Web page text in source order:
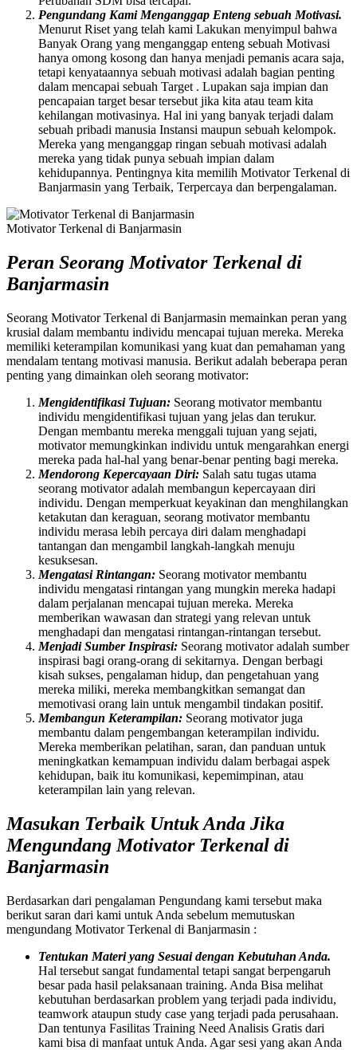
Pengundang Kami Menganggap Enteng sebuah Motivasi.
Menurut Riset yang telah kami Lakukan menyimpul bahwa
Banyak Orang yang menganggap enteng sebuah Motivasi
hanya omong kosong dan hanya menjadi pemanis acara saja,
tetapi kenyataannya sebuah motivasi adalah bagian penting
dalam mencapai sebuah Target . Lupakan saja impian dan
pencapaian target besar tersebut jika kita atau team kita
kehilangan motivasinya. Hal ini yang banyak terjadi dalam
sebuah pribadi manusia Instansi maupun sebuah kelompok.
Mereka yang menganggap ringan sebuah motivasi adalah
mereka yang tidak punya sebuah impian dalam
kehidupannya. Pentingnya kita memilih Motivator Terkenal di
Banjarmasin yang Terbaik, Terpercaya dan berpengalaman.
Motivator Terkenal di Banjarmasin
Peran Seorang Motivator Terkenal di
Banjarmasin
Seorang Motivator Terkenal di Banjarmasin memainkan peran yang
krusial dalam membantu individu mencapai tujuan mereka. Mereka
memiliki keterampilan komunikasi yang kuat dan pemahaman yang
mendalam tentang motivasi manusia. Berikut adalah beberapa peran
penting yang dimainkan oleh seorang motivator:
Mengidentifikasi Tujuan: Seorang motivator membantu
individu mengidentifikasi tujuan yang jelas dan terukur.
Dengan membantu mereka menggali tujuan yang sejati,
motivator memungkinkan individu untuk mengarahkan energi
mereka pada hal-hal yang benar-benar penting bagi mereka.
Mendorong Kepercayaan Diri: Salah satu tugas utama
seorang motivator adalah membangun kepercayaan diri
individu. Dengan memperkuat keyakinan dan menghilangkan
ketakutan dan keraguan, seorang motivator membantu
individu merasa lebih percaya diri dalam menghadapi
tantangan dan mengambil langkah-langkah menuju
kesuksesan.
Mengatasi Rintangan: Seorang motivator membantu
individu mengatasi rintangan yang mungkin mereka hadapi
dalam perjalanan mencapai tujuan mereka. Mereka
memberikan wawasan dan strategi yang relevan untuk
menghadapi dan mengatasi rintangan-rintangan tersebut.
Menjadi Sumber Inspirasi: Seorang motivator adalah sumber
inspirasi bagi orang-orang di sekitarnya. Dengan berbagi
kisah sukses, pengalaman hidup, dan pengetahuan yang
mereka miliki, mereka membangkitkan semangat dan
memotivasi orang lain untuk mengambil tindakan positif.
Membangun Keterampilan: Seorang motivator juga
membantu dalam pengembangan keterampilan individu.
Mereka memberikan pelatihan, saran, dan panduan untuk
meningkatkan kemampuan individu dalam berbagai aspek
kehidupan, baik itu komunikasi, kepemimpinan, atau
keterampilan lain yang relevan.
Masukan Terbaik Untuk Anda Jika
Mengundang Motivator Terkenal di
Banjarmasin
Berdasarkan dari pengalaman Pengundang kami tersebut maka
berikut saran dari kami untuk Anda sebelum memutuskan
mengundang Motivator Terkenal di Banjarmasin :
Tentukan Materi yang Sesuai dengan Kebutuhan Anda.
Hal tersebut sangat fundamental tetapi sangat berpengaruh
besar pada hasil pelaksanaan training. Anda Bisa melihat
kebutuhan berdasarkan problem yang terjadi pada individu,
teamwork ataupun study case yang terjadi pada perusahaan.
Dan tentunya Fasilitas Training Need Analisis Gratis dari
kami bisa di manfaat untuk Anda. Agar sesi yang akan Anda